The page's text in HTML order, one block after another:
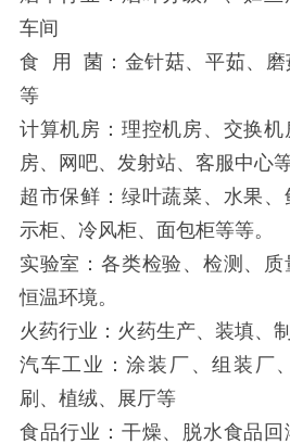
车间
食 用 菌：金针菇、平茹、磨
等
计算机房：理控机房、交换
房、网吧、发射站、客服中心等
超市保鲜：绿叶蔬菜、水果
示柜、冷风柜、面包柜等等。
实验室：各类检验、检测、
恒温环境。
火药行业：火药生产、装填、
汽车工业：涂装厂、组装厂
刷、植绒、展厅等
食品行业：干燥、脱水食品